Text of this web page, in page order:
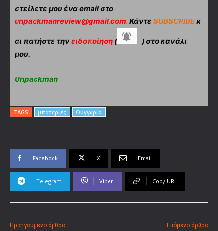
στείλετε μου ένα email στο
unpackmanreview@gmail.com. Κάντε SUBSCRIBEκ
αι πατήστε τηνειδοποίηση (
) στο κανάλι
μου.
Unpackman
TAGS μπαταρίες Ουγγαρία
Facebook X Email
Telegram Viber Copy URL
Προηγούμενο άρθρο Επόμενο άρθρο